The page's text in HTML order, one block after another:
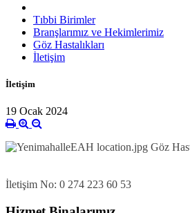
Tıbbi Birimler
Branşlarımız ve Hekimlerimiz
Göz Hastalıkları
İletişim
İletişim
19 Ocak 2024
Göz
İletişim No: 0 274 223 60 53